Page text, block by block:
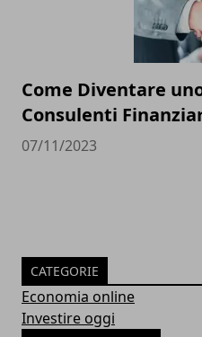
Come Diventare
Consulenti
07/11/2023
CATEGORIE
Economia online
Investire oggi